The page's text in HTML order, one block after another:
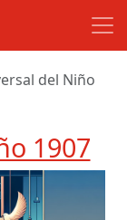
del Niño
1907